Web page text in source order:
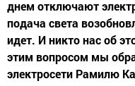
днем отключают
подача света
идет. И никто нас об
этим вопросом мы
электросети Рамилю